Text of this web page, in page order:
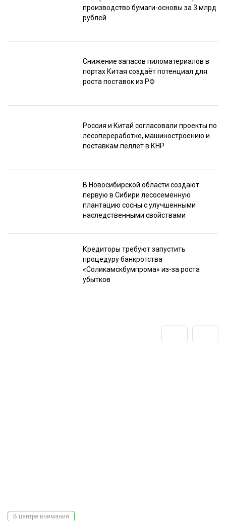
производство бумаги-основы за 3 млрд
рублей
Снижение запасов пиломатериалов в
портах Китая создаёт потенциал для
роста поставок из РФ
Россия и Китай согласовали проекты по
лесопереработке, машиностроению и
поставкам пеллет в КНР
В Новосибирской области создают
первую в Сибири лесосеменную
плантацию сосны с улучшенными
наследственными свойствами
Кредиторы требуют запустить
процедуру банкротства
«Соликамскбумпрома» из-за роста
убытков
В центре внимания